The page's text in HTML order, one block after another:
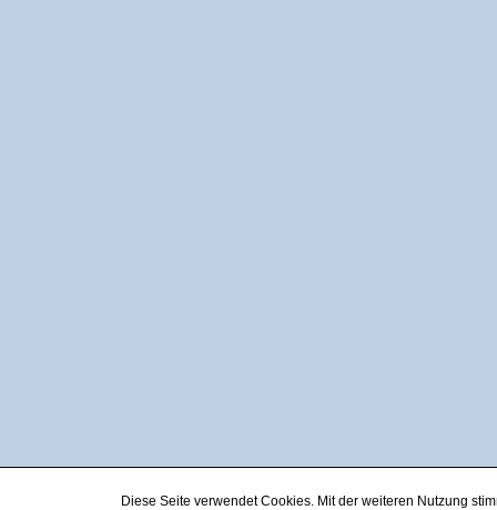
Diese Seite verwendet Cookies. Mit der weiteren Nutzung